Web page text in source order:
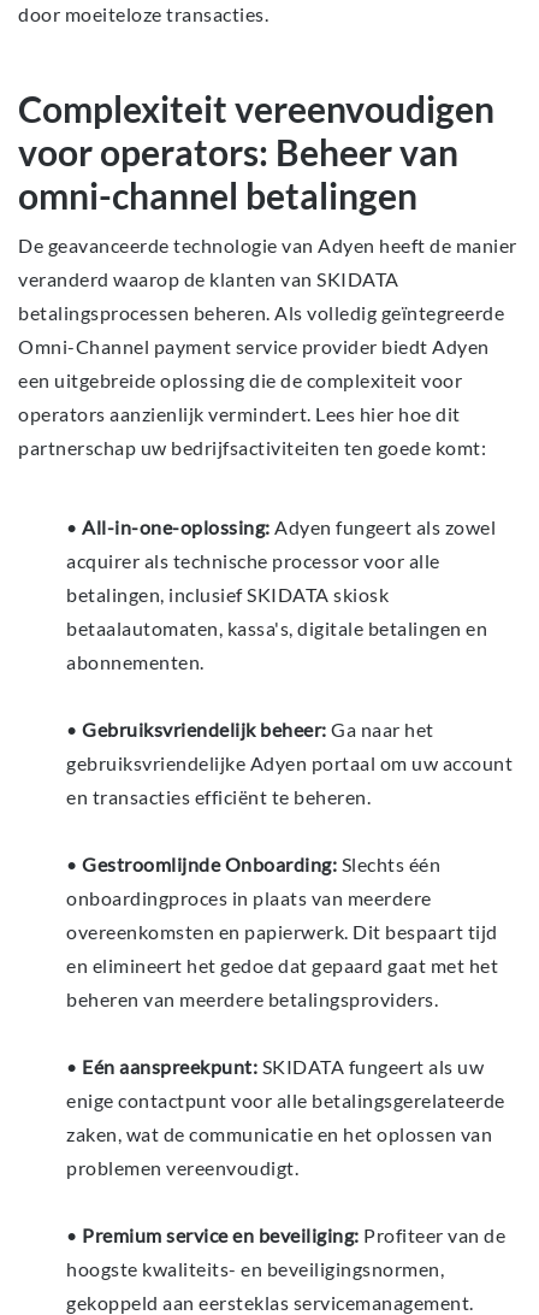
door moeiteloze transacties.
Complexiteit vereenvoudigen
voor operators: Beheer van
omni-channel betalingen
De geavanceerde technologie van Adyen heeft de manier
veranderd waarop de klanten van SKIDATA
betalingsprocessen beheren. Als volledig geïntegreerde
Omni-Channel payment service provider biedt Adyen
een uitgebreide oplossing die de complexiteit voor
operators aanzienlijk vermindert. Lees hier hoe dit
partnerschap uw bedrijfsactiviteiten ten goede komt:
• All-in-one-oplossing: Adyen fungeert als zowel
acquirer als technische processor voor alle
betalingen, inclusief SKIDATA skiosk
betaalautomaten, kassa's, digitale betalingen en
abonnementen.
• Gebruiksvriendelijk beheer: Ga naar het
gebruiksvriendelijke Adyen portaal om uw account
en transacties efficiënt te beheren.
• Gestroomlijnde Onboarding: Slechts één
onboardingproces in plaats van meerdere
overeenkomsten en papierwerk. Dit bespaart tijd
en elimineert het gedoe dat gepaard gaat met het
beheren van meerdere betalingsproviders.
• Eén aanspreekpunt: SKIDATA fungeert als uw
enige contactpunt voor alle betalingsgerelateerde
zaken, wat de communicatie en het oplossen van
problemen vereenvoudigt.
• Premium service en beveiliging: Profiteer van de
hoogste kwaliteits- en beveiligingsnormen,
gekoppeld aan eersteklas servicemanagement.